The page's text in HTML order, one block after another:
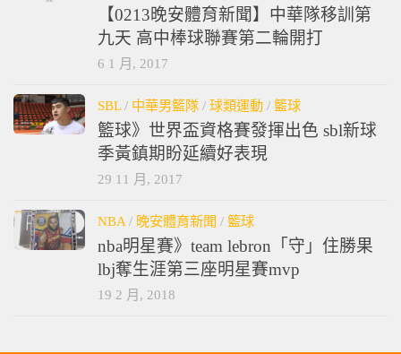
【0213晚安體育新聞】中華隊移訓第
九天 高中棒球聯賽第二輪開打
6 1 月, 2017
SBL/ 中華男籃隊 / 球類運動 / 籃球
籃球》世界盃資格賽發揮出色 sbl新球
季黃鎮期盼延續好表現
29 11 月, 2017
NBA/ 晚安體育新聞 / 籃球
nba明星賽》team lebron「守」住勝果
lbj奪生涯第三座明星賽mvp
19 2 月, 2018